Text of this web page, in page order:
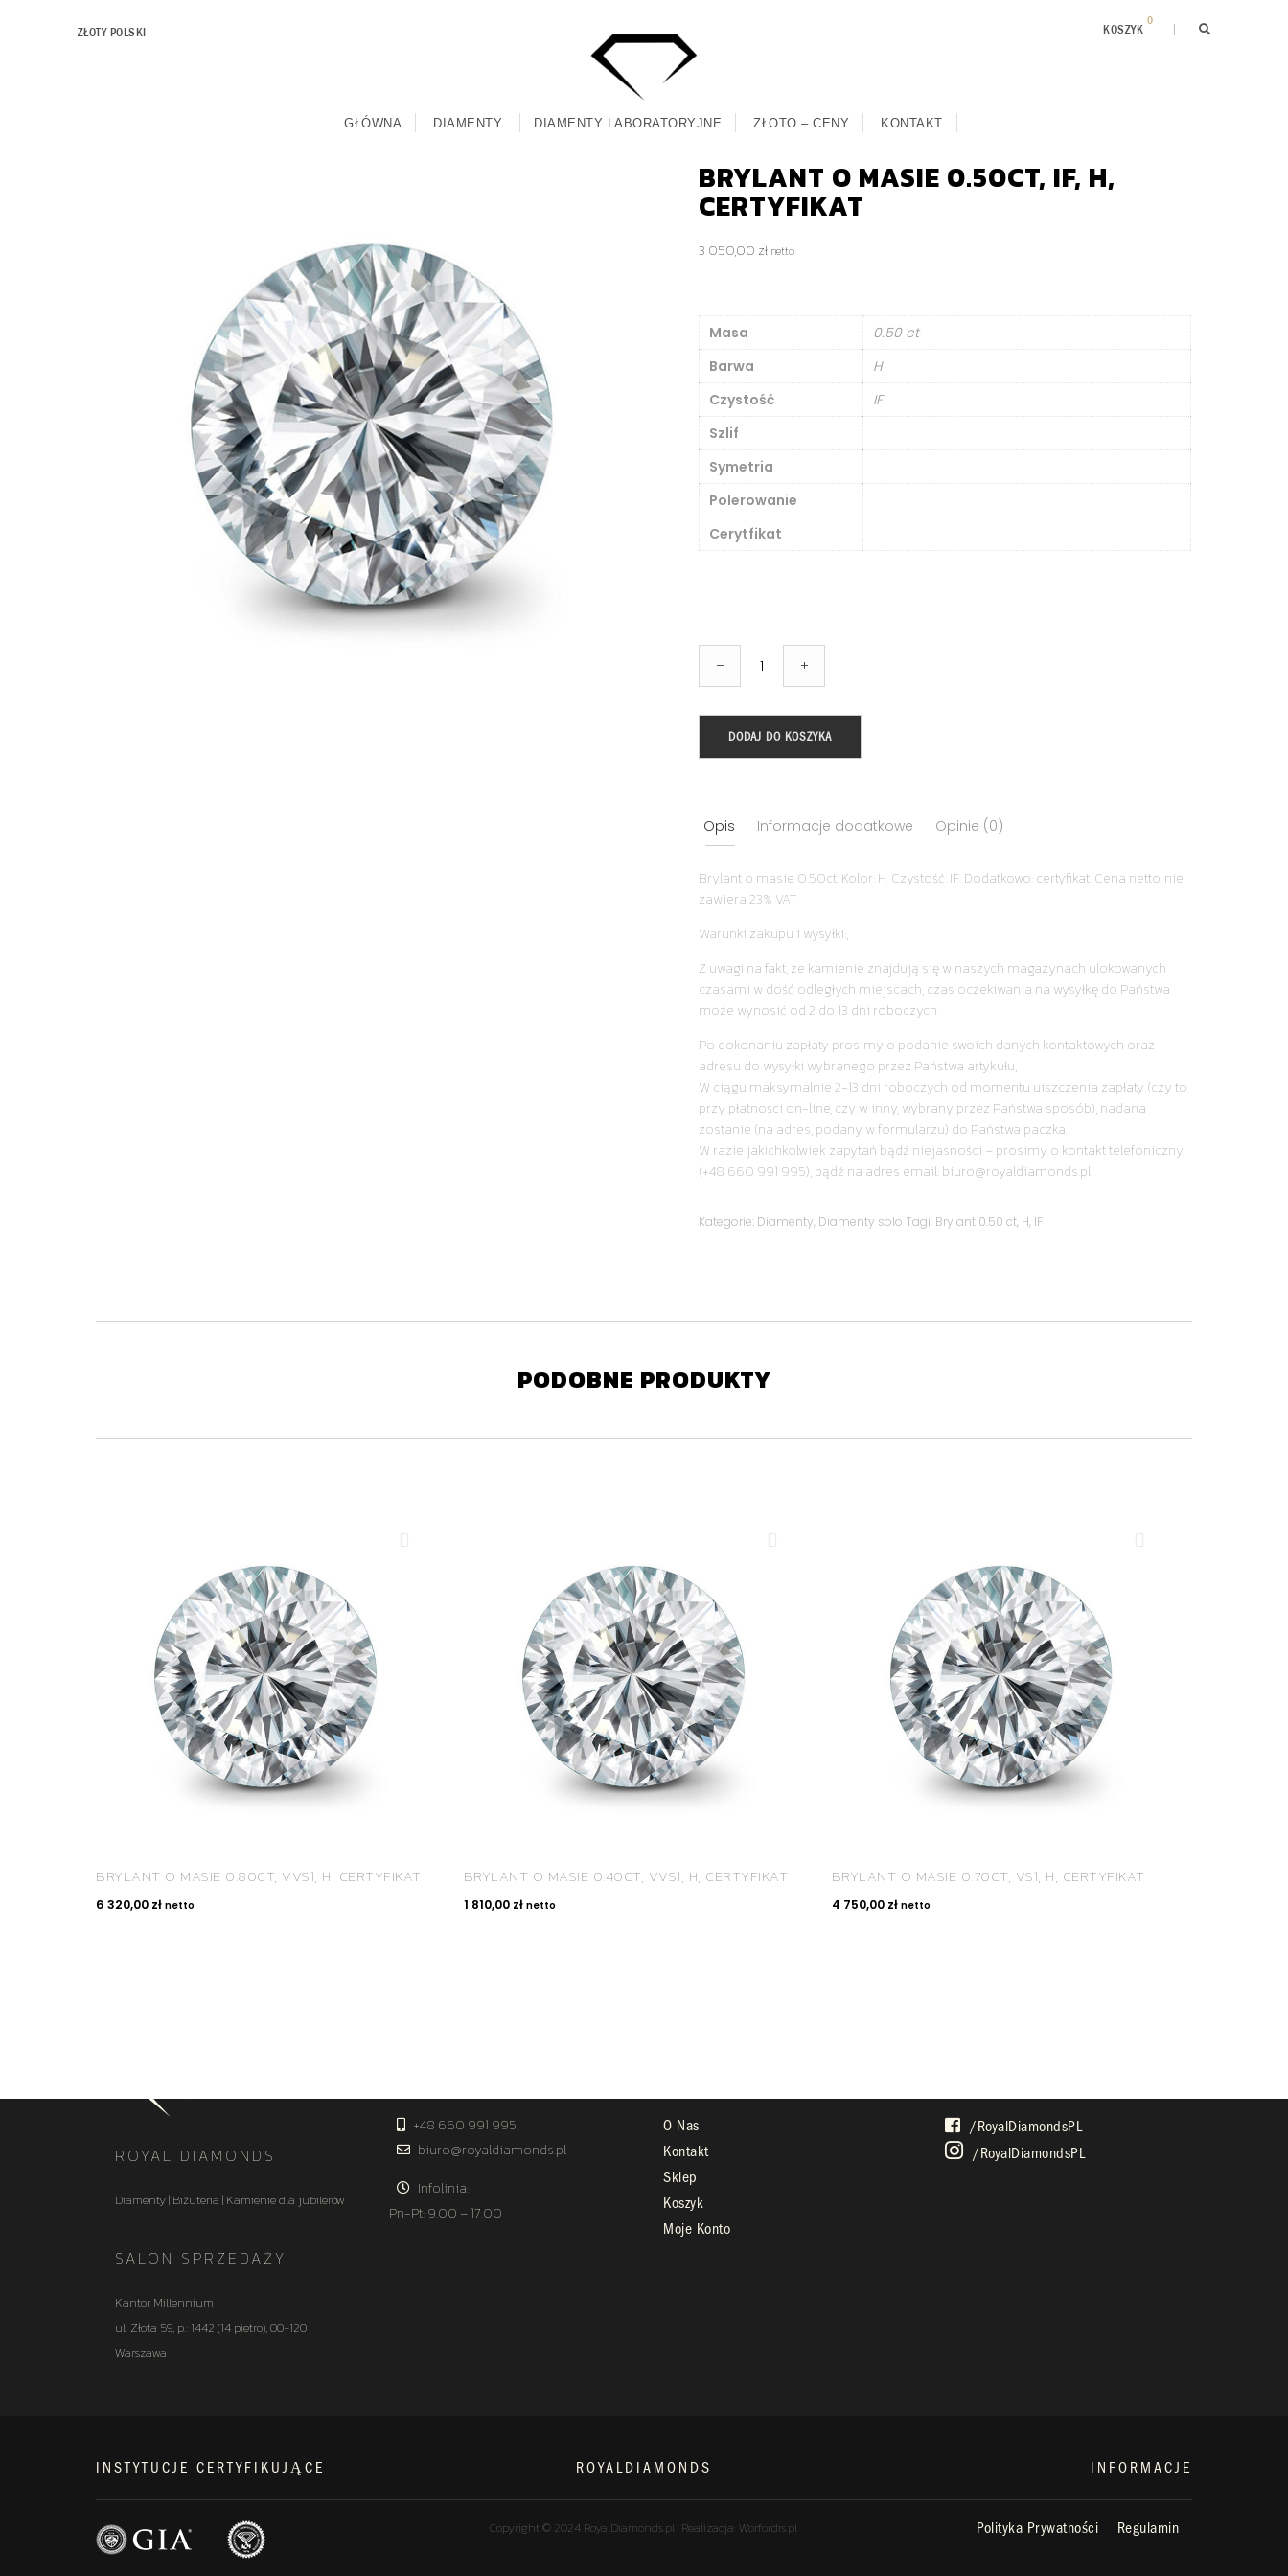
ZŁOTY POLSKI KOSZYK
0
GŁÓWNA DIAMENTY DIAMENTY LABORATORYJNE ZŁOTO – CENY KONTAKT
BRYLANT O MASIE 0.50CT, IF, H,
CERTYFIKAT
3 050,00 zł netto
Masa
0.50 ct
Barwa
H
Czystość
IF
Szlif
Symetria
Polerowanie
Cerytfikat
Brylant
masie
0.50ct,
certyfikat
– +
DODAJ DO KOSZYKA
Opis Informacje dodatkowe Opinie (0)
Brylant o masie 0.50ct. Kolor: H. Czystość: IF. Dodatkowo: certyfikat. Cena netto, nie
zawiera 23% VAT.
Warunki zakupu i wysyłki:,
Z uwagi na fakt, że kamienie znajdują się w naszych magazynach ulokowanych
czasami w dość odległych miejscach, czas oczekiwania na wysyłkę do Państwa
może wynosić od 2 do 13 dni roboczych.
Po dokonaniu zapłaty prosimy o podanie swoich danych kontaktowych oraz
adresu do wysyłki wybranego przez Państwa artykułu,
W ciągu maksymalnie 2-13 dni roboczych od momentu uiszczenia zapłaty (czy to
przy płatności on-line, czy w inny, wybrany przez Państwa sposób), nadana
zostanie (na adres, podany w formularzu) do Państwa paczka.
W razie jakichkolwiek zapytań bądź niejasności – prosimy o kontakt telefoniczny
(+48 660 991 995), bądź na adres email: biuro@royaldiamonds.pl
Kategorie: Diamenty, Diamenty solo Tagi: Brylant 0.50 ct, H, IF
PODOBNE PRODUKTY
BRYLANT O MASIE 0.80CT, VVS1, H, CERTYFIKAT
6 320,00 zł netto
BRYLANT O MASIE 0.40CT, VVS1, H, CERTYFIKAT
1 810,00 zł netto
BRYLANT O MASIE 0.70CT, VS1, H, CERTYFIKAT
4 750,00 zł netto
ROYAL DIAMONDS
Diamenty | Biżuteria | Kamienie dla jubilerów
SALON SPRZEDAŻY
Kantor Millennium
ul. Złota 59, p.: 1442 (14 pietro), 00-120
Warszawa
+48 660 991 995
biuro@royaldiamonds.pl
Infolinia:
Pn-Pt: 9.00 – 17.00
O Nas
Kontakt
Sklep
Koszyk
Moje Konto
/royalDiamondsPL
/royalDiamondsPL
INSTYTUCJE CERTYFIKUJĄCE ROYALDIAMONDS
Copyright © 2024 RoyalDiamonds.pl | Realizacja: Worfordis.pl
INFORMACJE
Polityka Prywatności Regulamin